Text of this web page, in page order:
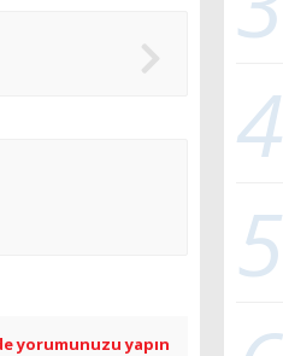
yorumunuzu yapın
4
5